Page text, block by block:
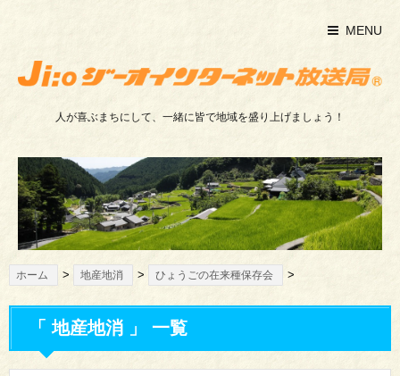
MENU
人が喜ぶまちにして、一緒に皆で地域を盛り上げましょう！
ホーム > 地産地消 > ひょうごの在来種保存会 >
「 地産地消 」 一覧